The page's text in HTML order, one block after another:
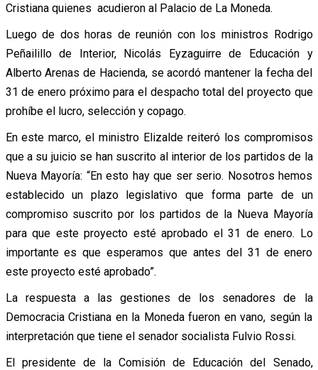
Cristiana quienes acudieron al Palacio de La Moneda.
Luego de dos horas de reunión con los ministros Rodrigo
Peñailillo de Interior, Nicolás Eyzaguirre de Educación y
Alberto Arenas de Hacienda, se acordó mantener la fecha del
31 de enero próximo para el despacho total del proyecto que
prohíbe el lucro, selección y copago.
En este marco, el ministro Elizalde reiteró los compromisos
que a su juicio se han suscrito al interior de los partidos de la
Nueva Mayoría: “En esto hay que ser serio. Nosotros hemos
establecido un plazo legislativo que forma parte de un
compromiso suscrito por los partidos de la Nueva Mayoría
para que este proyecto esté aprobado el 31 de enero. Lo
importante es que esperamos que antes del 31 de enero
este proyecto esté aprobado”.
La respuesta a las gestiones de los senadores de la
Democracia Cristiana en la Moneda fueron en vano, según la
interpretación que tiene el senador socialista Fulvio Rossi.
El presidente de la Comisión de Educación del Senado,